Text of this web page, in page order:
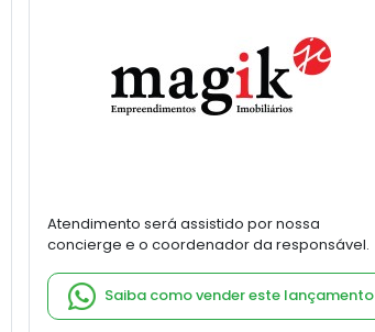
Atendimento será assistido por nossa
concierge e o coordenador da responsável.
Saiba como vender este lançamento